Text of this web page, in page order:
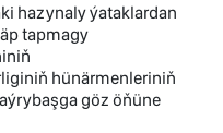
hazynaly ýataklardan
tapmagy
hünärmenleriniň
göz öňüne